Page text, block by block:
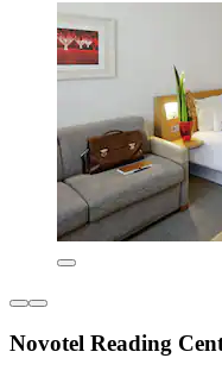
Novotel Reading